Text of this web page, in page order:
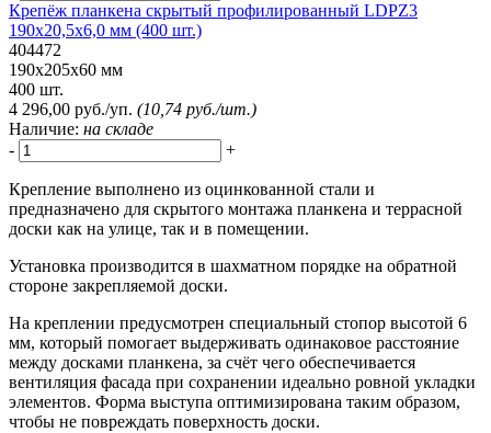
Крепёж планкена скрытый профилированный LDPZ3
190х20,5х6,0 мм (400 шт.)
404472
190х205х60 мм
400 шт.
4 296,00 руб./уп. (10,74 руб./шт.)
Наличие: на складе
-
+
Крепление выполнено из оцинкованной стали и
предназначено для скрытого монтажа планкена и террасной
доски как на улице, так и в помещении.
Установка производится в шахматном порядке на обратной
стороне закрепляемой доски.
На креплении предусмотрен специальный стопор высотой 6
мм, который помогает выдерживать одинаковое расстояние
между досками планкена, за счёт чего обеспечивается
вентиляция фасада при сохранении идеально ровной укладки
элементов. Форма выступа оптимизирована таким образом,
чтобы не повреждать поверхность доски.